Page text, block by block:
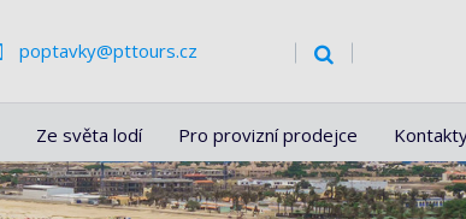
poptavky@pttours.cz
Ze světa lodí Pro provizní prodejce